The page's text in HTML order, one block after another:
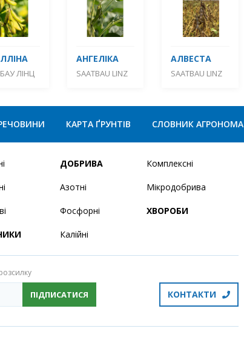
ЛІНЦ
АНГЕЛІКА
SAATBAU LINZ
АЛВЕСТА
SAATBAU LINZ
КАРТА ҐРУНТІВ СЛОВНИК АГРОНОМА
ДОБРИВА
Азотні
Фосфорні
Калійні
Комплексні
Мікродобрива
ХВОРОБИ
ПІДПИСАТИСЯ КОНТАКТИ